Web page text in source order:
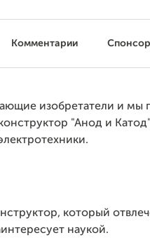
Комментарии
изобретатели и мы
"Анод и
который
наукой.